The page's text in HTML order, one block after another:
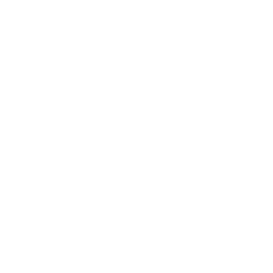
rukojeť
▪ Před
▪ Po
pak